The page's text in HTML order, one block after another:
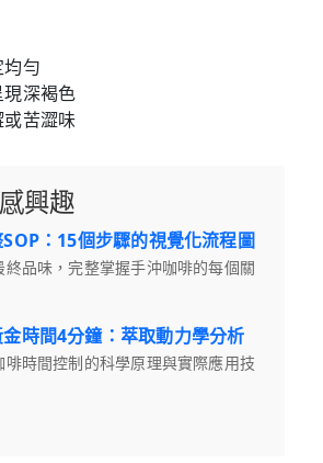
勻
深褐色
苦澀味
興趣
：15個步驟的視覺化流程圖
品味，完整掌握手沖咖啡的每個關
時間4分鐘：萃取動力學分析
時間控制的科學原理與實際應用技